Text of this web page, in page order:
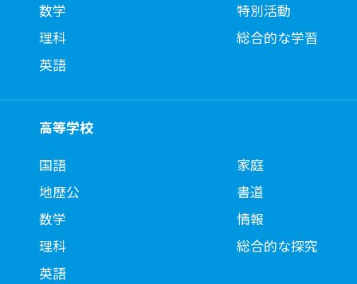
数学
理科
英語
特別活動
総合的な学習
高等学校
国語
地歴公
数学
理科
英語
家庭
書道
情報
総合的な探究